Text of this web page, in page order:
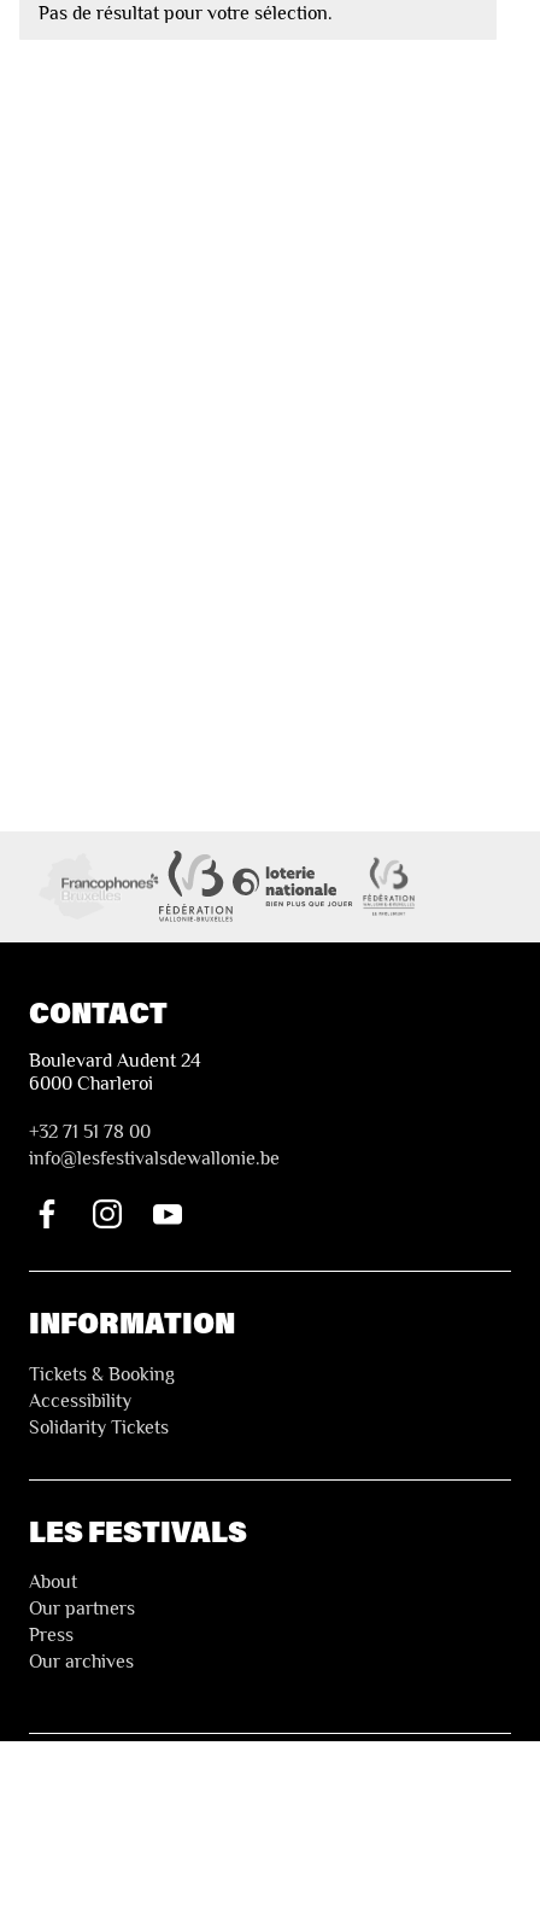
Pas de résultat pour votre sélection.
CONTACT
Boulevard Audent 24
6000 Charleroi
+32 71 51 78 00
info@lesfestivalsdewallonie.be
INFORMATION
Tickets & Booking
Accessibility
Solidarity Tickets
LES FESTIVALS
About
Our partners
Press
Our archives